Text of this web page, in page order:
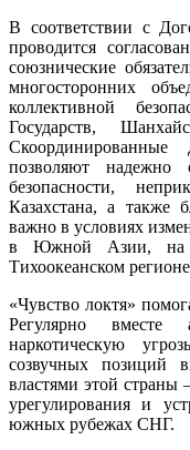
В соответствии с
проводится
союзнические
многосторонних
коллективной
Государств,
позволяют надежно
безопасности,
Казахстана, а также
важно в условиях
в Южной Азии, на
Тихоокеанском
«Чувство локтя»
Регулярно вместе
наркотическую
созвучных позиций
властями этой страны
урегулирования и
южных рубежах СНГ.